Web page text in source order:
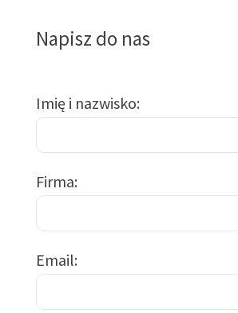
Napisz do nas
Imię i nazwisko
Firma
Email